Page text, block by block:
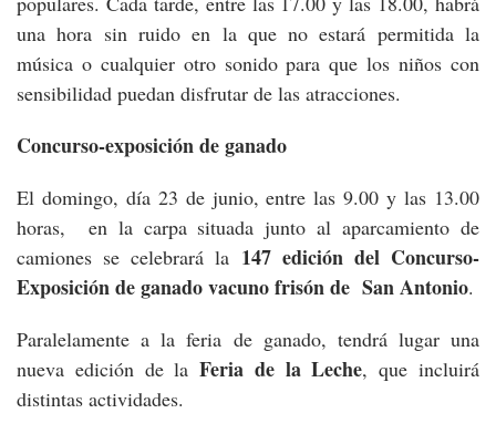
una hora sin ruido en la que no estará permitida la
música o cualquier otro sonido para que los niños con
sensibilidad puedan disfrutar de las atracciones.
Concurso-exposición de ganado
El domingo, día 23 de junio, entre las 9.00 y las 13.00
horas, en la carpa situada junto al aparcamiento de
camiones se celebrará la 147 edición del Concurso-
Exposición de ganado vacuno frisón de San Antonio.
Paralelamente a la feria de ganado, tendrá lugar una
nueva edición de la Feria de la Leche, que incluirá
distintas actividades.